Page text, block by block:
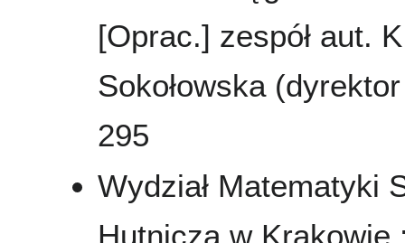
[Oprac.] zespół aut.
Sokołowska
295
Wydział Matematyki
Hutnicza w Krakowie